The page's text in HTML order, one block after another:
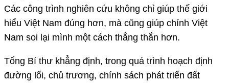
Các công trình nghiên cứu không chỉ giúp thế giới
hiểu Việt Nam đúng hơn, mà cũng giúp chính Việt
Nam soi lại mình một cách thẳng thắn hơn.
Tổng Bí thư khẳng định, trong quá trình hoạch định
đường lối, chủ trương, chính sách phát triển đất